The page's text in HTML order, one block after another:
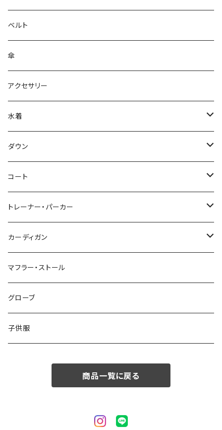
ベルト
傘
アクセサリー
水着
～44/S
46/M
48/L
50/XL～
ダウン
～44/S
46/M
48/L
50/XL～
コート
～44/S
46/M
48/L
50/XL～
トレーナー・パーカー
～44/S
46/M
48/L
50/XL～
カーディガン
～44/S
46/M
48/L
マフラー・ストール
グローブ
子供服
商品一覧に戻る